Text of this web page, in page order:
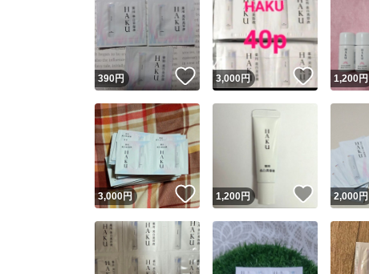
390円 いいね！
3,000円 いいね！
1,200円
3,000円 いいね！
1,200円 いいね！
2,000円